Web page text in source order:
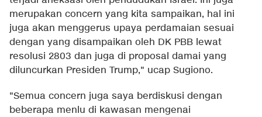
merupakan concern yang kita sampaikan, hal ini
juga akan menggerus upaya perdamaian sesuai
dengan yang disampaikan oleh DK PBB lewat
resolusi 2803 dan juga di proposal damai yang
diluncurkan Presiden Trump," ucap Sugiono.
"Semua concern juga saya berdiskusi dengan
beberapa menlu di kawasan mengenai